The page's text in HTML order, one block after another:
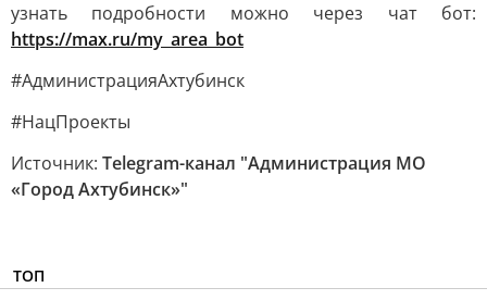
узнать подробности можно через чат бот:
https://max.ru/my_area_bot
#АдминистрацияАхтубинск
#НацПроекты
Источник: Telegram-канал "Администрация МО
«Город Ахтубинск»"
ТОП